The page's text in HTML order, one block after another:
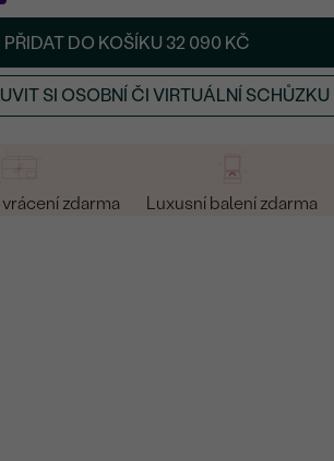
PŘIDAT DO KOŠÍKU 32 090 KČ
SI OSOBNÍ ČI VIRTUÁLNÍ SCHŮZKU
zdarma Luxusní balení zdarma